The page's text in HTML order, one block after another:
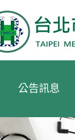
公告訊息